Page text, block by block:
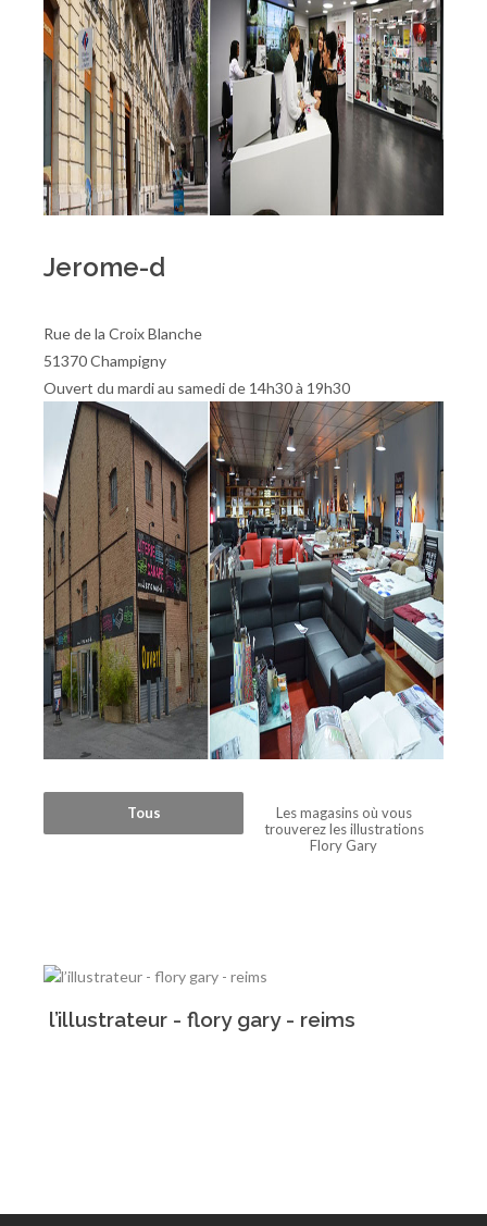
Jerome-d
Rue de la Croix Blanche
51370 Champigny
Ouvert du mardi au samedi de 14h30 à 19h30
Tous
Les magasins où vous
trouverez les illustrations
Flory Gary
l’illustrateur - flory gary - reims